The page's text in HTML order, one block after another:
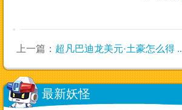
上一篇： 超凡巴迪龙美元·土豪怎么得 ..
最新妖怪